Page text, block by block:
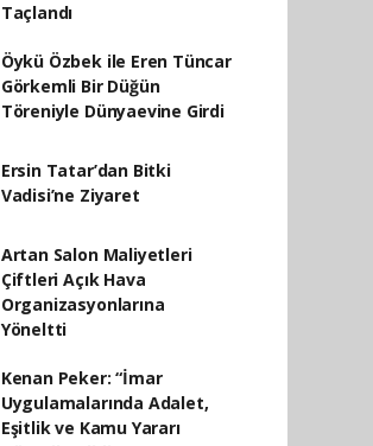
Taçlandı
Öykü Özbek ile Eren Tüncar
Görkemli Bir Düğün
Töreniyle Dünyaevine Girdi
Ersin Tatar’dan Bitki
Vadisi’ne Ziyaret
Artan Salon Maliyetleri
Çiftleri Açık Hava
Organizasyonlarına
Yöneltti
Kenan Peker: “İmar
Uygulamalarında Adalet,
Eşitlik ve Kamu Yararı